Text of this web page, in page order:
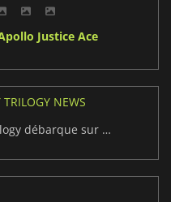
Justice Ace
NEWS
Apollo Justice : Ace Attorney Trilogy débarque sur PC et Switch